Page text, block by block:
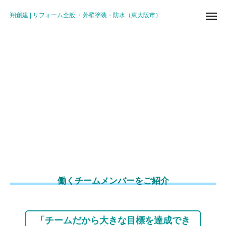
翔創建 | リフォーム全般 ・外壁塗装・防水（東大阪市）
リフォーム
働くチームメンバーをご紹介
「チームだから大きな目標を達成でき